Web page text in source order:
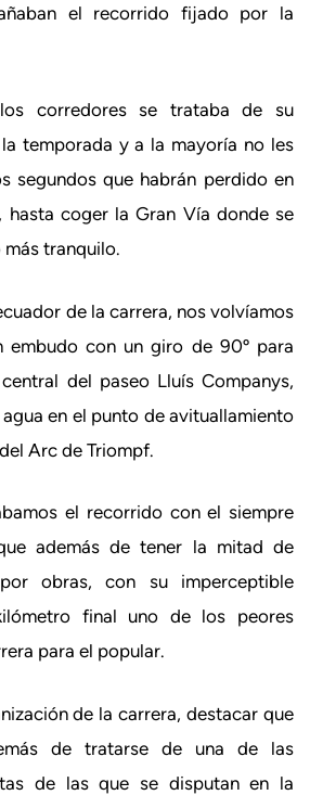
el recorrido fijado por la
corredores se trataba de su
temporada y a la mayoría no les
segundos que habrán perdido en
hasta coger la Gran Vía donde se
tranquilo.
de la carrera, nos volvíamos
embudo con un giro de 90º para
del paseo Lluís Companys,
en el punto de avituallamiento
Arc de Triompf.
el recorrido con el siempre
además de tener la mitad de
obras, con su imperceptible
final uno de los peores
para el popular.
de la carrera, destacar que
de tratarse de una de las
de las que se disputan en la